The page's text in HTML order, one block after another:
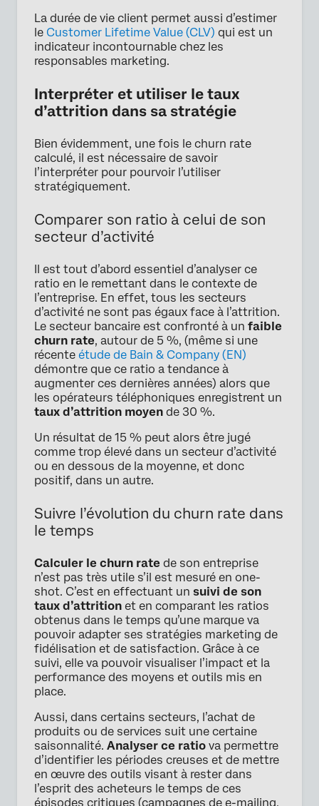
La durée de vie client permet aussi d’estimer
le Customer Lifetime Value (CLV) qui est un
indicateur incontournable chez les
responsables marketing.
Interpréter et utiliser le taux
d’attrition dans sa stratégie
Bien évidemment, une fois le churn rate
calculé, il est nécessaire de savoir
l’interpréter pour pourvoir l’utiliser
stratégiquement.
Comparer son ratio à celui de son
secteur d’activité
Il est tout d’abord essentiel d’analyser ce
ratio en le remettant dans le contexte de
l’entreprise. En effet, tous les secteurs
d’activité ne sont pas égaux face à l’attrition.
Le secteur bancaire est confronté à un faible
churn rate, autour de 5 %, (même si une
récente étude de Bain & Company (EN)
démontre que ce ratio a tendance à
augmenter ces dernières années) alors que
les opérateurs téléphoniques enregistrent un
taux d’attrition moyen de 30 %.
Un résultat de 15 % peut alors être jugé
comme trop élevé dans un secteur d’activité
ou en dessous de la moyenne, et donc
positif, dans un autre.
Suivre l’évolution du churn rate dans
le temps
Calculer le churn rate de son entreprise
n’est pas très utile s’il est mesuré en one-
shot. C’est en effectuant un suivi de son
taux d’attrition et en comparant les ratios
obtenus dans le temps qu’une marque va
pouvoir adapter ses stratégies marketing de
fidélisation et de satisfaction. Grâce à ce
suivi, elle va pouvoir visualiser l’impact et la
performance des moyens et outils mis en
place.
Aussi, dans certains secteurs, l’achat de
produits ou de services suit une certaine
saisonnalité. Analyser ce ratio va permettre
d’identifier les périodes creuses et de mettre
en œuvre des outils visant à rester dans
l’esprit des acheteurs le temps de ces
épisodes critiques (campagnes de e-mailing,